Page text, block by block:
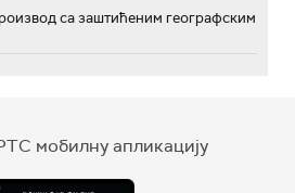
са заштићеним географским
мобилну апликацију